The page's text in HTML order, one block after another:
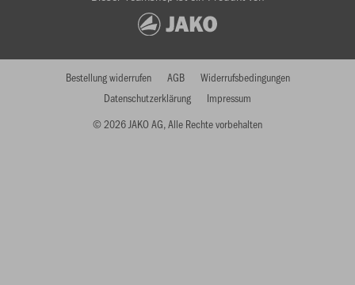
© 2026 JAKO AG, Alle Rechte vorbehalten
Bestellung widerrufen AGB
Widerrufsbedingungen
Datenschutzerklärung
Impressum